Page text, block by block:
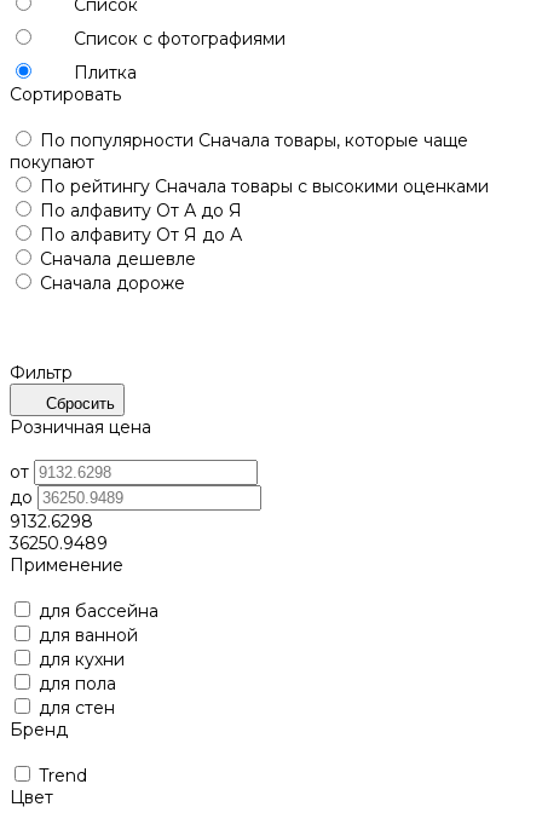
Список с фотографиями
Плитка
Сортировать
По популярности Сначала товары, которые чаще
покупают
По рейтингу Сначала товары с высокими оценками
По алфавиту От А до Я
По алфавиту От Я до А
Сначала дешевле
Сначала дороже
Фильтр
Сбросить
Розничная цена
от
до
9132.6298
36250.9489
Применение
для бассейна
для ванной
для кухни
для пола
для стен
Бренд
Trend
Цвет